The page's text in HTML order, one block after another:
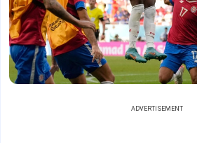
ADVERTISEMENT